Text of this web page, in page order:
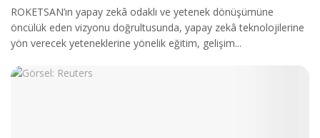
ROKETSAN’ın yapay zekâ odaklı ve yetenek dönüşümüne
öncülük eden vizyonu doğrultusunda, yapay zekâ teknolojilerine
yön verecek yeteneklerine yönelik eğitim, gelişim...